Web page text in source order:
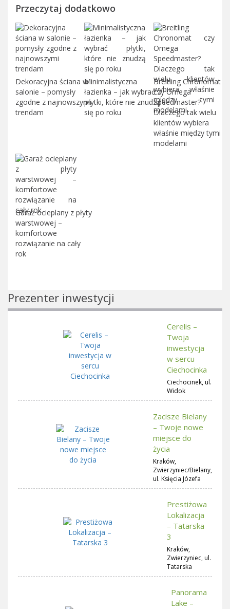
Przeczytaj dodatkowo
Dekoracyjna ściana w
salonie – pomysły
zgodne z najnowszymi
trendam
Minimalistyczna
łazienka – jak wybrać
płytki, które nie znudzą
się po roku
Breitling Chronomat
czy Omega
Speedmaster?
Dlaczego tak wielu
klientów wybiera
właśnie między tymi
modelami
Garaż ocieplany z płyty
warstwowej –
komfortowe
rozwiązanie na cały
rok
Prezenter inwestycji
Cerelis –
Twoja
inwestycja
w sercu
Ciechocinka
Ciechocinek, ul.
Widok
Zacisze Bielany
– Twoje nowe
miejsce do
życia
Kraków,
Zwierzyniec/Bielany,
ul. Księcia Józefa
Prestiżowa
Lokalizacja
– Tatarska
3
Kraków,
Zwierzyniec, ul.
Tatarska
Panorama
Lake –